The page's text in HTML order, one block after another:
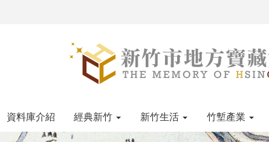
資料庫介紹 經典新竹 新竹生活 竹塹產業